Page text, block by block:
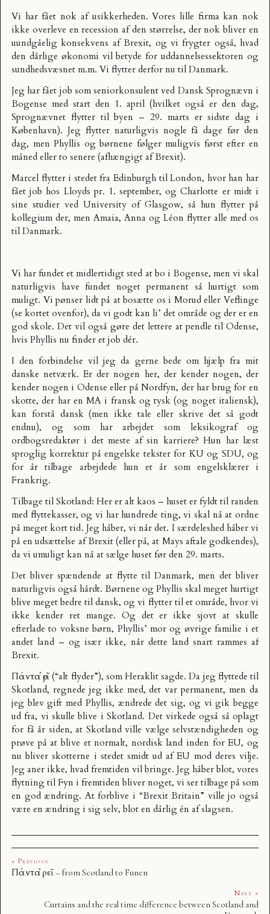
Vi har fået nok af usikkerheden. Vores lille firma kan nok
ikke overleve en recession af den størrelse, der nok bliver en
uundgåelig konsekvens af Brexit, og vi frygter også, hvad
den dårlige økonomi vil betyde for uddannelsessektoren og
sundhedsvæsnet m.m. Vi flytter derfor nu til Danmark.
Jeg har fået job som seniorkonsulent ved Dansk Sprognævn i
Bogense med start den 1. april (hvilket også er den dag,
Sprognævnet flytter til byen – 29. marts er sidste dag i
København). Jeg flytter naturligvis nogle få dage før den
dag, men Phyllis og børnene følger muligvis først efter en
måned eller to senere (afhængigt af Brexit).
Marcel flytter i stedet fra Edinburgh til London, hvor han har
fået job hos Lloyds pr. 1. september, og Charlotte er midt i
sine studier ved University of Glasgow, så hun flytter på
kollegium der, men Amaia, Anna og Léon flytter alle med os
til Danmark.
Vi har fundet et midlertidigt sted at bo i Bogense, men vi skal
naturligvis have fundet noget permanent så hurtigt som
muligt. Vi pønser lidt på at bosætte os i Morud eller Veflinge
(se kortet ovenfor), da vi godt kan li’ det område og der er en
god skole. Det vil også gøre det lettere at pendle til Odense,
hvis Phyllis nu finder et job dér.
I den forbindelse vil jeg da gerne bede om hjælp fra mit
danske netværk. Er der nogen her, der kender nogen, der
kender nogen i Odense eller på Nordfyn, der har brug for en
skotte, der har en MA i fransk og tysk (og noget italiensk),
kan forstå dansk (men ikke tale eller skrive det så godt
endnu), og som har arbejdet som leksikograf og
ordbogsredaktør i det meste af sin karriere? Hun har læst
sproglig korrektur på engelske tekster for KU og SDU, og
for år tilbage arbejdede hun et år som engelsklærer i
Frankrig.
Tilbage til Skotland: Her er alt kaos – huset er fyldt til randen
med flyttekasser, og vi har hundrede ting, vi skal nå at ordne
på meget kort tid. Jeg håber, vi når det. I særdeleshed håber vi
på en udsættelse af Brexit (eller på, at Mays aftale godkendes),
da vi umuligt kan nå at sælge huset før den 29. marts.
Det bliver spændende at flytte til Danmark, men det bliver
naturligvis også hårdt. Børnene og Phyllis skal meget hurtigt
blive meget bedre til dansk, og vi flytter til et område, hvor vi
ikke kender ret mange. Og det er ikke sjovt at skulle
efterlade to voksne børn, Phyllis’ mor og øvrige familie i et
andet land – og især ikke, når dette land snart rammes af
Brexit.
Πάντα ῥεῖ (“alt flyder”), som Heraklit sagde. Da jeg flyttede til
Skotland, regnede jeg ikke med, det var permanent, men da
jeg blev gift med Phyllis, ændrede det sig, og vi gik begge
ud fra, vi skulle blive i Skotland. Det virkede også så oplagt
for få år siden, at Skotland ville vælge selvstændigheden og
prøve på at blive et normalt, nordisk land inden for EU, og
nu bliver skotterne i stedet smidt ud af EU mod deres vilje.
Jeg aner ikke, hvad fremtiden vil bringe. Jeg håber blot, vores
flytning til Fyn i fremtiden bliver noget, vi ser tilbage på som
en god ændring. At forblive i “Brexit Britain” ville jo også
være en ændring i sig selv, blot en dårlig én af slagsen.
« Previous
Πάντα ῥεῖ – from Scotland to Funen
Next »
Curtains and the real time difference between Scotland and